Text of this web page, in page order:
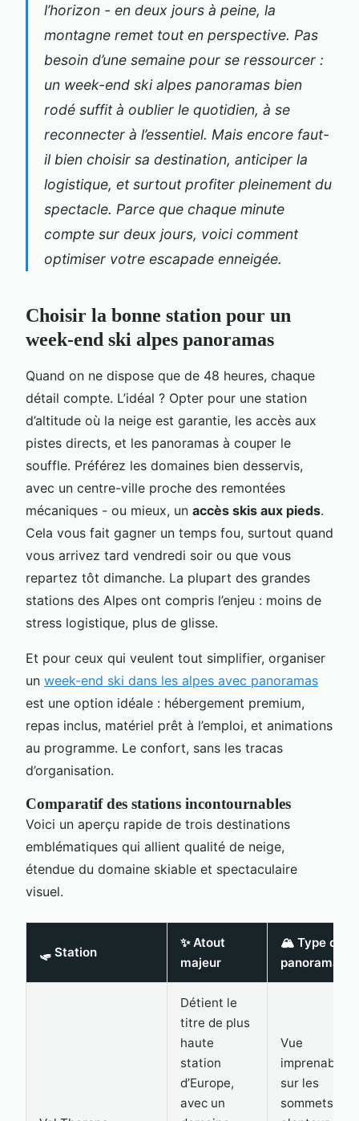
l’horizon - en deux jours à peine, la
montagne remet tout en perspective. Pas
besoin d’une semaine pour se ressourcer :
un week-end ski alpes panoramas bien
rodé suffit à oublier le quotidien, à se
reconnecter à l’essentiel. Mais encore faut-
il bien choisir sa destination, anticiper la
logistique, et surtout profiter pleinement du
spectacle. Parce que chaque minute
compte sur deux jours, voici comment
optimiser votre escapade enneigée.
Choisir la bonne station pour un
week-end ski alpes panoramas
Quand on ne dispose que de 48 heures, chaque
détail compte. L’idéal ? Opter pour une station
d’altitude où la neige est garantie, les accès aux
pistes directs, et les panoramas à couper le
souffle. Préférez les domaines bien desservis,
avec un centre-ville proche des remontées
mécaniques - ou mieux, un accès skis aux pieds.
Cela vous fait gagner un temps fou, surtout quand
vous arrivez tard vendredi soir ou que vous
repartez tôt dimanche. La plupart des grandes
stations des Alpes ont compris l’enjeu : moins de
stress logistique, plus de glisse.
Et pour ceux qui veulent tout simplifier, organiser
un week-end ski dans les alpes avec panoramas
est une option idéale : hébergement premium,
repas inclus, matériel prêt à l’emploi, et animations
au programme. Le confort, sans les tracas
d’organisation.
Comparatif des stations incontournables
Voici un aperçu rapide de trois destinations
emblématiques qui allient qualité de neige,
étendue du domaine skiable et spectaculaire
visuel.
🛷 Station
✨ Atout
majeur
🏔️ Type de
panorama
Détient le
titre de plus
haute
station
d’Europe,
avec un
Vue
imprenable
sur les
sommets